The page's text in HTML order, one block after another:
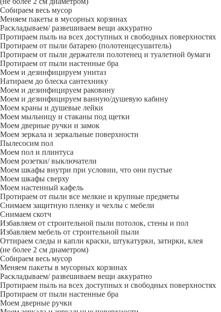
Собираем весь мусор
Меняем пакеты в мусорных корзинах
Раскладываем/ развешиваем вещи аккуратно
Протираем пыль на всех доступных и свободных поверхностях
Протираем от пыли батарею (полотенцесушитель)
Протираем от пыли держатели полотенец и туалетной бумаги
Протираем от пыли настенные бра
Моем и дезинфицируем унитаз
Натираем до блеска сантехнику
Моем и дезинфицируем раковину
Моем и дезинфицируем ванную/душевую кабину
Моем краны и душевые лейки
Моем мыльницу и стаканы под щетки
Моем дверные ручки и замок
Моем зеркала и зеркальные поверхности
Пылесосим пол
Моем пол и плинтуса
Моем розетки/ выключатели
Моем шкафы внутри при условии, что они пустые
Моем шкафы сверху
Моем настенный кафель
Протираем от пыли все мелкие и крупные предметы
Снимаем защитную пленку и чехлы с мебели
Снимаем скотч
Избавляем от строительной пыли потолок, стены и пол
Избавляем мебель от строительной пыли
Оттираем следы и капли краски, штукатурки, затирки, клея
(не более 2 см диаметром)
Собираем весь мусор
Меняем пакеты в мусорных корзинах
Раскладываем/ развешиваем вещи аккуратно
Протираем пыль на всех доступных и свободных поверхностях
Протираем от пыли настенные бра
Моем дверные ручки